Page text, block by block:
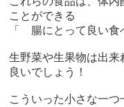
ことができる
「 腸にとって良い
生野菜や生果物は出
良いでしょう！
こういった小さな一つ